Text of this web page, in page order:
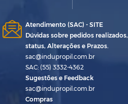
Atendimento (SAC) - SITE
Dúvidas sobre pedidos realizados,
status, Alterações e Prazos.
sac@indupropil.com.br
SAC: (55) 3332-4362
Sugestões e Feedback
sac@indupropil.com.br
Compras